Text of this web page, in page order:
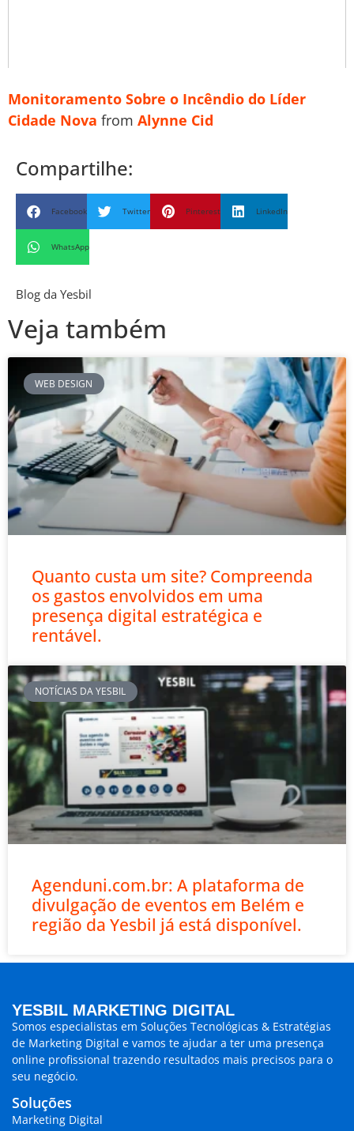
Monitoramento Sobre o Incêndio do Líder
Cidade Nova from Alynne Cid
Compartilhe:
Facebook Twitter Pinterest LinkedIn
WhatsApp
Blog da Yesbil
Veja também
WEB DESIGN
Quanto custa um site? Compreenda
os gastos envolvidos em uma
presença digital estratégica e
rentável.
NOTÍCIAS DA YESBIL
Agenduni.com.br: A plataforma de
divulgação de eventos em Belém e
região da Yesbil já está disponível.
YESBIL MARKETING DIGITAL
Somos especialistas em Soluções Tecnológicas & Estratégias
de Marketing Digital e vamos te ajudar a ter uma presença
online profissional trazendo resultados mais precisos para o
seu negócio.
Soluções
Marketing Digital